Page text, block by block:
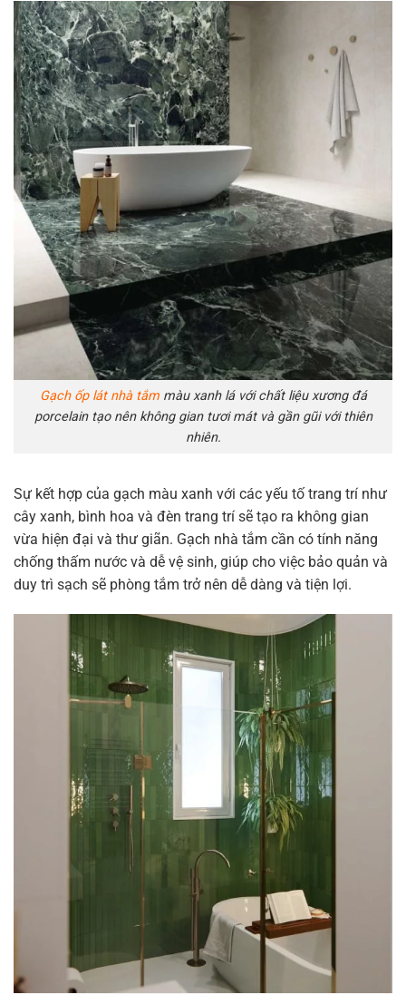
Gạch ốp lát nhà tắmmàu xanh lá với chất liệu xương đá
porcelain tạo nên không gian tươi mát và gần gũi với thiên
nhiên.
Sự kết hợp của gạch màu xanh với các yếu tố trang trí như
cây xanh, bình hoa và đèn trang trí sẽ tạo ra không gian
vừa hiện đại và thư giãn. Gạch nhà tắm cần có tính năng
chống thấm nước và dễ vệ sinh, giúp cho việc bảo quản và
duy trì sạch sẽ phòng tắm trở nên dễ dàng và tiện lợi.